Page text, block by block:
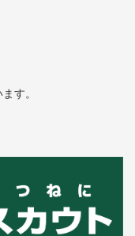
す。